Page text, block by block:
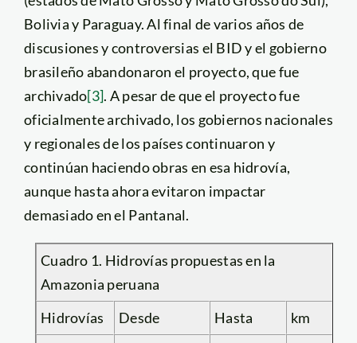
Bolivia y Paraguay. Al final de varios años de
discusiones y controversias el BID y el gobierno
brasileño abandonaron el proyecto, que fue
archivado[3]. A pesar de que el proyecto fue
oficialmente archivado, los gobiernos nacionales
y regionales de los países continuaron y
continúan haciendo obras en esa hidrovía,
aunque hasta ahora evitaron impactar
demasiado en el Pantanal.
Cuadro 1. Hidrovías propuestas en la
Amazonia peruana
Hidrovías
Desde Hasta
km